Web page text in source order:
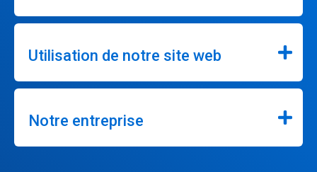
Utilisation de notre site web
Notre entreprise